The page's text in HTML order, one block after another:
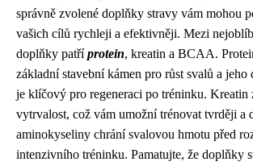
správně zvolené doplňky stravy vám mohou
vašich cílů rychleji a efektivněji. Mezi
doplňky patříprotein, kreatin a BCAA.
základní stavební kámen pro růst svalů a jeho
je klíčový pro regeneraci po tréninku. Kreatin
vytrvalost, což vám umožní trénovat tvrději a
aminokyseliny chrání svalovou hmotu před
intenzivního tréninku. Pamatujte, že doplňky